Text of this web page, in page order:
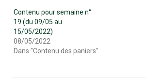
Contenu pour semaine n°
19 (du 09/05 au
15/05/2022)
08/05/2022
Dans "Contenu des paniers"